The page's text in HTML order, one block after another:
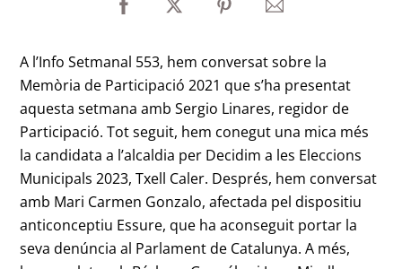
A l’Info Setmanal 553, hem conversat sobre la
Memòria de Participació 2021 que s’ha presentat
aquesta setmana amb Sergio Linares, regidor de
Participació. Tot seguit, hem conegut una mica més
la candidata a l’alcaldia per Decidim a les Eleccions
Municipals 2023, Txell Caler. Després, hem conversat
amb Mari Carmen Gonzalo, afectada pel dispositiu
anticonceptiu Essure, que ha aconseguit portar la
seva denúncia al Parlament de Catalunya. A més,